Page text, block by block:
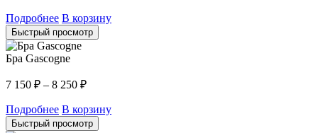
Подробнее В корзину
Быстрый просмотр
Бра Gascogne
7 150 ₽ – 8 250 ₽
Подробнее В корзину
Быстрый просмотр